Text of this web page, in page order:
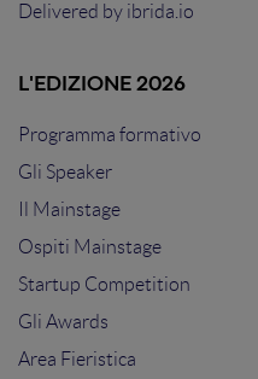
Delivered by ibrida.io
L'EDIZIONE 2026
Programma formativo
Gli Speaker
Il Mainstage
Ospiti Mainstage
Startup Competition
Gli Awards
Area Fieristica